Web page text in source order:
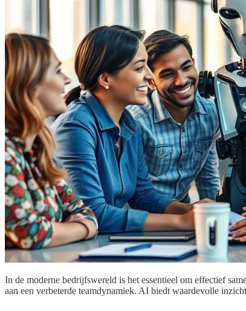
In de moderne bedrijfswereld is het essentieel om effectief
aan een verbeterde teamdynamiek. AI biedt waardevolle